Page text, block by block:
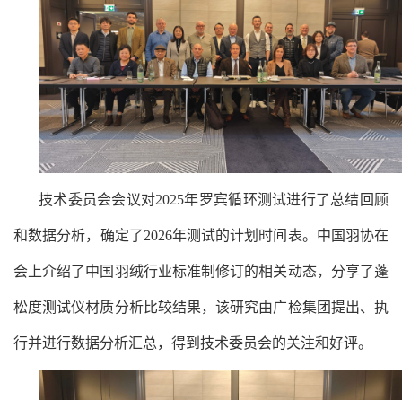
技术委员会会议对2025年罗宾循环测试进行了总结回顾
和数据分析，确定了2026年测试的计划时间表。中国羽协在
会上介绍了中国羽绒行业标准制修订的相关动态，分享了蓬
松度测试仪材质分析比较结果，该研究由广检集团提出、执
行并进行数据分析汇总，得到技术委员会的关注和好评。